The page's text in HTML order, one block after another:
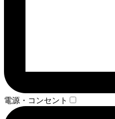
電源・コンセント